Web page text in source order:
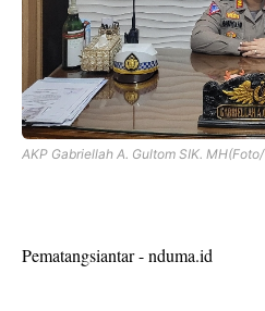
AKP Gabriellah A. Gultom SIK.
Pematangsiantar - nduma.id